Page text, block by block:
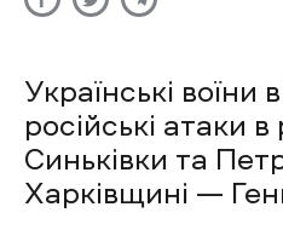
Українські воїни
російські атаки
Синьківки та
Харківщині —